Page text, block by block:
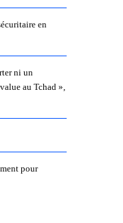
en
ni un
au Tchad »,
pour